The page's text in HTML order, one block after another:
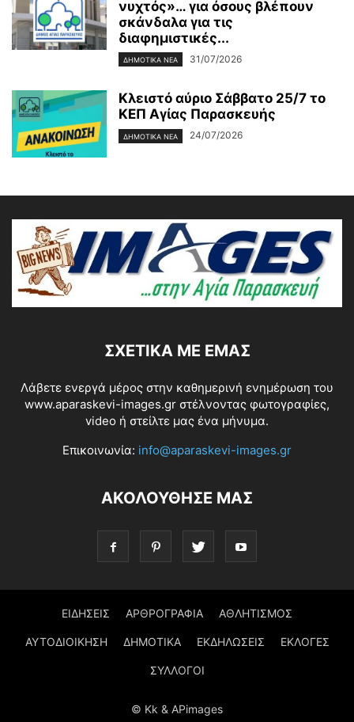
νυχτός»… για όσους βλέπουν
σκάνδαλα για τις
διαφημιστικές...
ΔΗΜΟΤΙΚΑ ΝΕΑ 31/07/2026
Κλειστό αύριο Σάββατο 25/7 το
ΚΕΠ Αγίας Παρασκευής
ΔΗΜΟΤΙΚΑ ΝΕΑ 24/07/2026
ΣΧΕΤΙΚΆ ΜΕ ΕΜΆΣ
Λάβετε ενεργά μέρος στην καθημερινή ενημέρωση του
www.aparaskevi-images.gr στέλνοντας φωτογραφίες,
video ή στείλτε μας ένα μήνυμα.
Επικοινωνία: info@aparaskevi-images.gr
ΑΚΟΛΟΥΘΗΣΕ ΜΑΣ
ΕΙΔΗΣΕΙΣ ΑΡΘΡΟΓΡΑΦΙΑ ΑΘΛΗΤΙΣΜΟΣ
ΑΥΤΟΔΙΟΙΚΗΣΗ ΔΗΜΟΤΙΚΑ ΕΚΔΗΛΩΣΕΙΣ ΕΚΛΟΓΕΣ
ΣΥΛΛΟΓΟΙ
© Kk & APimages